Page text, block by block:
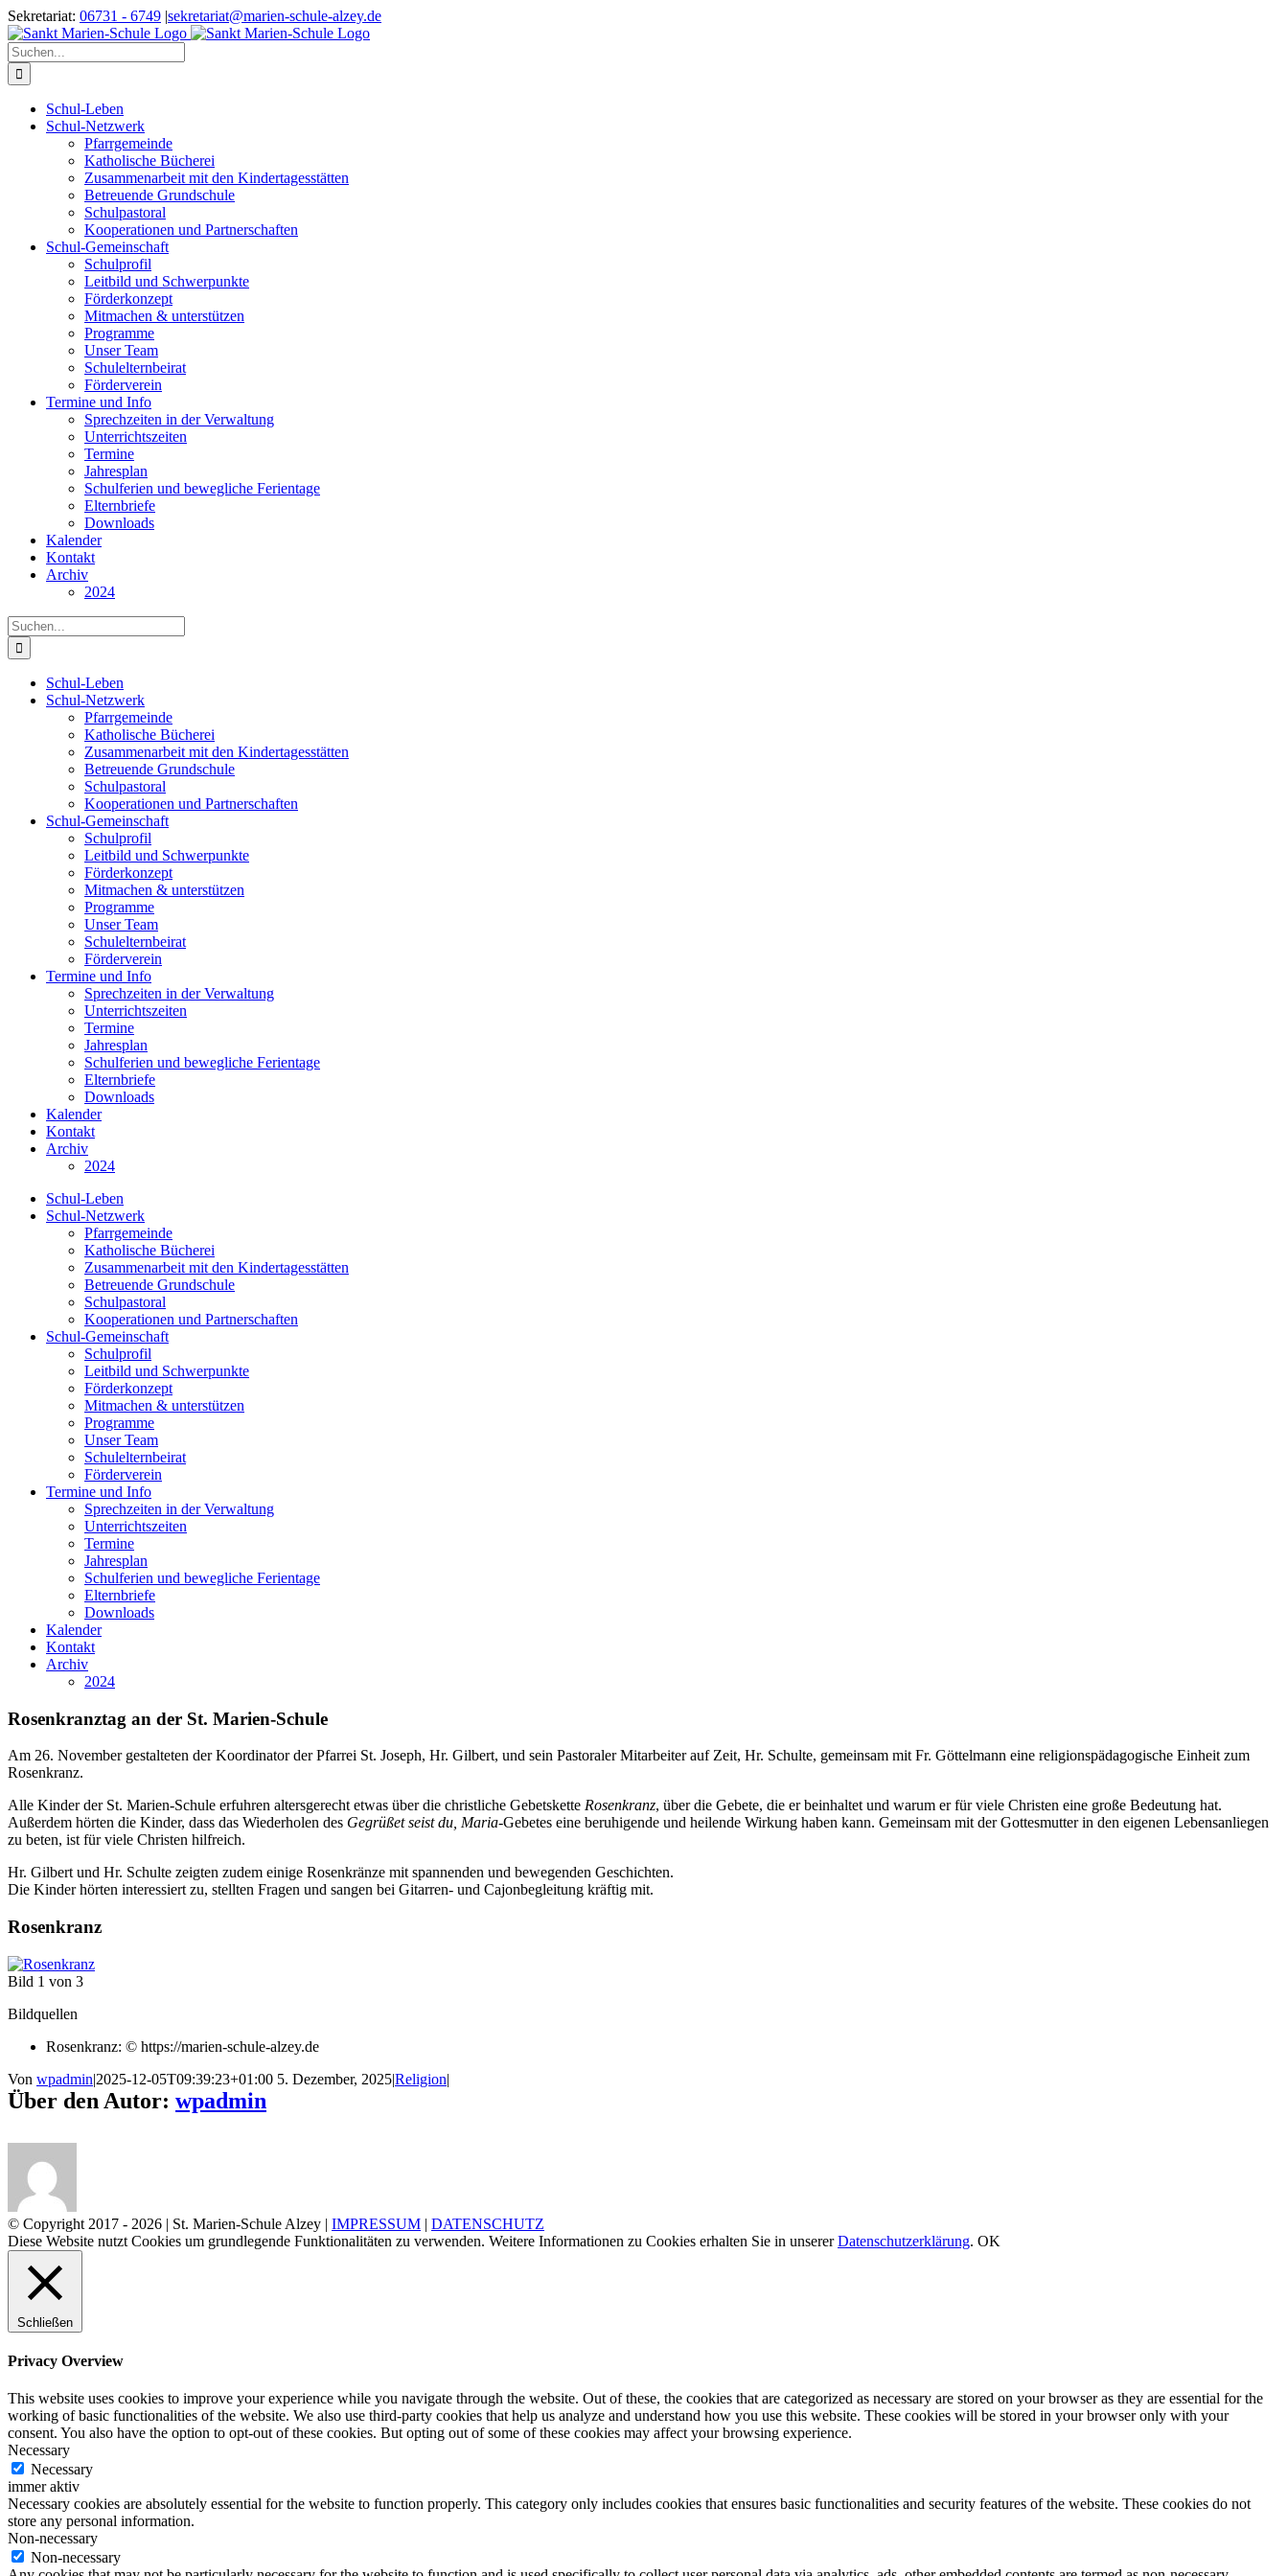
Zum
Inhalt
springen
Sekretariat: 06731 - 6749 |sekretariat@marien-schule-alzey.de
Suche
nach:
Schul-Leben
Schul-Netzwerk
Pfarrgemeinde
Katholische Bücherei
Zusammenarbeit mit den Kindertagesstätten
Betreuende Grundschule
Schulpastoral
Kooperationen und Partnerschaften
Schul-Gemeinschaft
Schulprofil
Leitbild und Schwerpunkte
Förderkonzept
Mitmachen & unterstützen
Programme
Unser Team
Schulelternbeirat
Förderverein
Termine und Info
Sprechzeiten in der Verwaltung
Unterrichtszeiten
Termine
Jahresplan
Schulferien und bewegliche Ferientage
Elternbriefe
Downloads
Kalender
Kontakt
Archiv
2024
Suche
nach:
Schul-Leben
Schul-Netzwerk
Pfarrgemeinde
Katholische Bücherei
Zusammenarbeit mit den Kindertagesstätten
Betreuende Grundschule
Schulpastoral
Kooperationen und Partnerschaften
Schul-Gemeinschaft
Schulprofil
Leitbild und Schwerpunkte
Förderkonzept
Mitmachen & unterstützen
Programme
Unser Team
Schulelternbeirat
Förderverein
Termine und Info
Sprechzeiten in der Verwaltung
Unterrichtszeiten
Termine
Jahresplan
Schulferien und bewegliche Ferientage
Elternbriefe
Downloads
Kalender
Kontakt
Archiv
2024
Schul-Leben
Schul-Netzwerk
Pfarrgemeinde
Katholische Bücherei
Zusammenarbeit mit den Kindertagesstätten
Betreuende Grundschule
Schulpastoral
Kooperationen und Partnerschaften
Schul-Gemeinschaft
Schulprofil
Leitbild und Schwerpunkte
Förderkonzept
Mitmachen & unterstützen
Programme
Unser Team
Schulelternbeirat
Förderverein
Termine und Info
Sprechzeiten in der Verwaltung
Unterrichtszeiten
Termine
Jahresplan
Schulferien und bewegliche Ferientage
Elternbriefe
Downloads
Kalender
Kontakt
Archiv
2024
Rosenkranztag an der St. Marien-Schule
Am 26. November gestalteten der Koordinator der Pfarrei St. Joseph, Hr. Gilbert, und sein Pastoraler Mitarbeiter auf Zeit, Hr. Schulte, gemeinsam mit Fr. Göttelmann eine religionspädagogische Einheit zum
Rosenkranz.
Alle Kinder der St. Marien-Schule erfuhren altersgerecht etwas über die christliche Gebetskette Rosenkranz, über die Gebete, die er beinhaltet und warum er für viele Christen eine große Bedeutung hat.
Außerdem hörten die Kinder, dass das Wiederholen des Gegrüßet seist du, Maria-Gebetes eine beruhigende und heilende Wirkung haben kann. Gemeinsam mit der Gottesmutter in den eigenen Lebensanliegen
zu beten, ist für viele Christen hilfreich.
Hr. Gilbert und Hr. Schulte zeigten zudem einige Rosenkränze mit spannenden und bewegenden Geschichten.
Die Kinder hörten interessiert zu, stellten Fragen und sangen bei Gitarren- und Cajonbegleitung kräftig mit.
Rosenkranz
Bild 1 von 3
Bildquellen
Rosenkranz: © https://marien-schule-alzey.de
Von wpadmin|2025-12-05T09:39:23+01:00 5. Dezember, 2025|Religion|
Über den Autor: wpadmin
© Copyright 2017 - 2026 | St. Marien-Schule Alzey | IMPRESSUM | DATENSCHUTZ
Diese Website nutzt Cookies um grundlegende Funktionalitäten zu verwenden. Weitere Informationen zu Cookies erhalten Sie in unsererDatenschutzerklärung. OK
Schließen
Privacy Overview
This website uses cookies to improve your experience while you navigate through the website. Out of these, the cookies that are categorized as necessary are stored on your browser as they are essential for the
working of basic functionalities of the website. We also use third-party cookies that help us analyze and understand how you use this website. These cookies will be stored in your browser only with your
consent. You also have the option to opt-out of these cookies. But opting out of some of these cookies may affect your browsing experience.
Necessary
Necessary
immer aktiv
Necessary cookies are absolutely essential for the website to function properly. This category only includes cookies that ensures basic functionalities and security features of the website. These cookies do not
store any personal information.
Non-necessary
Non-necessary